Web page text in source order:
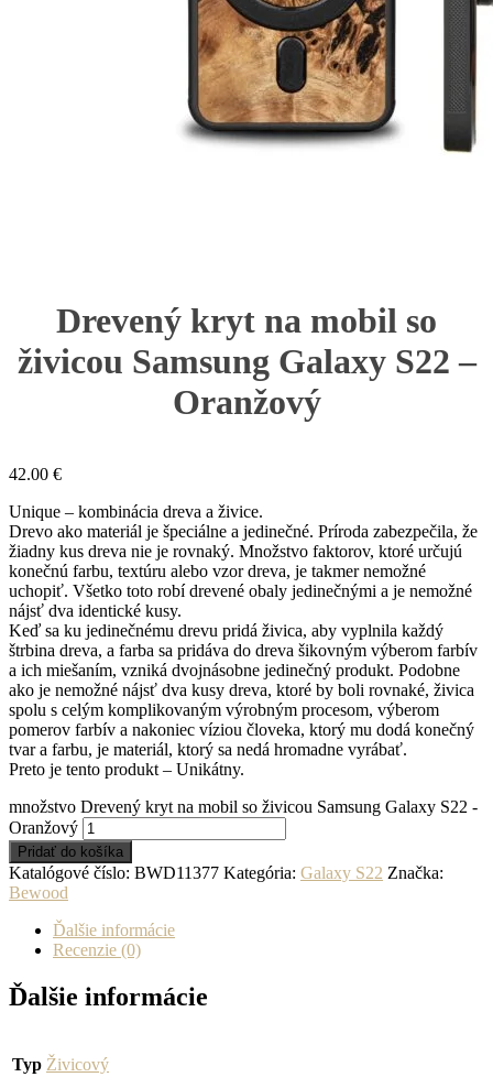
Drevený kryt na mobil so
živicou Samsung Galaxy S22 –
Oranžový
42.00 €
Unique – kombinácia dreva a živice.
Drevo ako materiál je špeciálne a jedinečné. Príroda zabezpečila, že
žiadny kus dreva nie je rovnaký. Množstvo faktorov, ktoré určujú
konečnú farbu, textúru alebo vzor dreva, je takmer nemožné
uchopiť. Všetko toto robí drevené obaly jedinečnými a je nemožné
nájsť dva identické kusy.
Keď sa ku jedinečnému drevu pridá živica, aby vyplnila každý
štrbina dreva, a farba sa pridáva do dreva šikovným výberom farbív
a ich miešaním, vzniká dvojnásobne jedinečný produkt. Podobne
ako je nemožné nájsť dva kusy dreva, ktoré by boli rovnaké, živica
spolu s celým komplikovaným výrobným procesom, výberom
pomerov farbív a nakoniec víziou človeka, ktorý mu dodá konečný
tvar a farbu, je materiál, ktorý sa nedá hromadne vyrábať.
Preto je tento produkt – Unikátny.
množstvo Drevený kryt na mobil so živicou Samsung Galaxy S22 -
Oranžový
Pridať do košíka
Katalógové číslo: BWD11377 Kategória: Galaxy S22 Značka:
Bewood
Ďalšie informácie
Recenzie (0)
Ďalšie informácie
Typ Živicový